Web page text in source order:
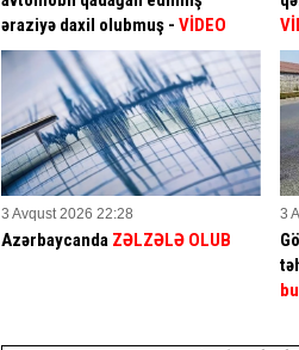
əraziyə daxil olubmuş - VİDEO
3 Avqust 2026 22:28
Azərbaycanda ZƏLZƏLƏ OLUB
3